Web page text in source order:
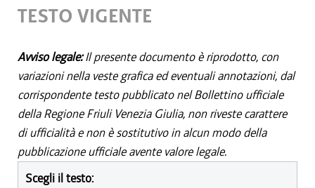
TESTO VIGENTE
Avviso legale:Il presente documento è riprodotto, con
variazioni nella veste grafica ed eventuali annotazioni, dal
corrispondente testo pubblicato nel Bollettino ufficiale
della Regione Friuli Venezia Giulia, non riveste carattere
di ufficialità e non è sostitutivo in alcun modo della
pubblicazione ufficiale avente valore legale.
Scegli il testo: